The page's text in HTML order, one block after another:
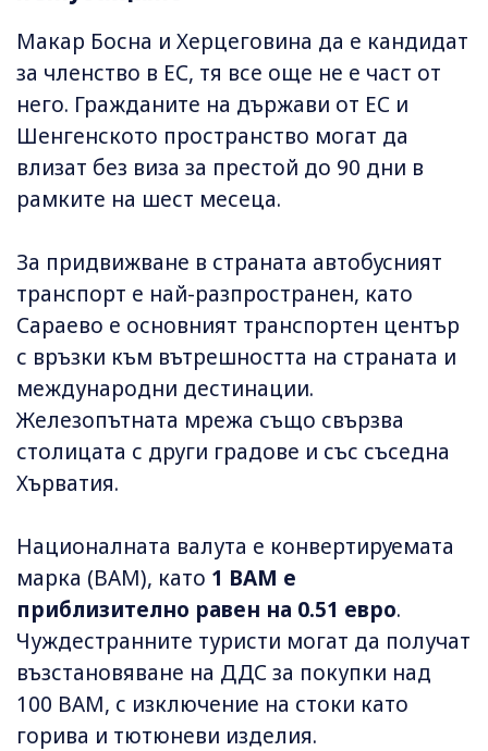
Макар Босна и Херцеговина да е кандидат
за членство в ЕС, тя все още не е част от
него. Гражданите на държави от ЕС и
Шенгенското пространство могат да
влизат без виза за престой до 90 дни в
рамките на шест месеца.
За придвижване в страната автобусният
транспорт е най-разпространен, като
Сараево е основният транспортен център
с връзки към вътрешността на страната и
международни дестинации.
Железопътната мрежа също свързва
столицата с други градове и със съседна
Хърватия.
Националната валута е конвертируемата
марка (BAM), като 1 BAM е
приблизително равен на 0.51 евро.
Чуждестранните туристи могат да получат
възстановяване на ДДС за покупки над
100 BAM, с изключение на стоки като
горива и тютюневи изделия.